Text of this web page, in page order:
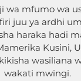
wa mfumo wa
juu ya ardhi
haraka hadi
Kusini,
wasiliana
wakati mwingi.